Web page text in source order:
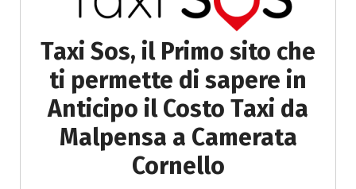
Taxi Sos, il Primo sito che
ti permette di sapere in
Anticipo il Costo Taxi da
Malpensa a Camerata
Cornello